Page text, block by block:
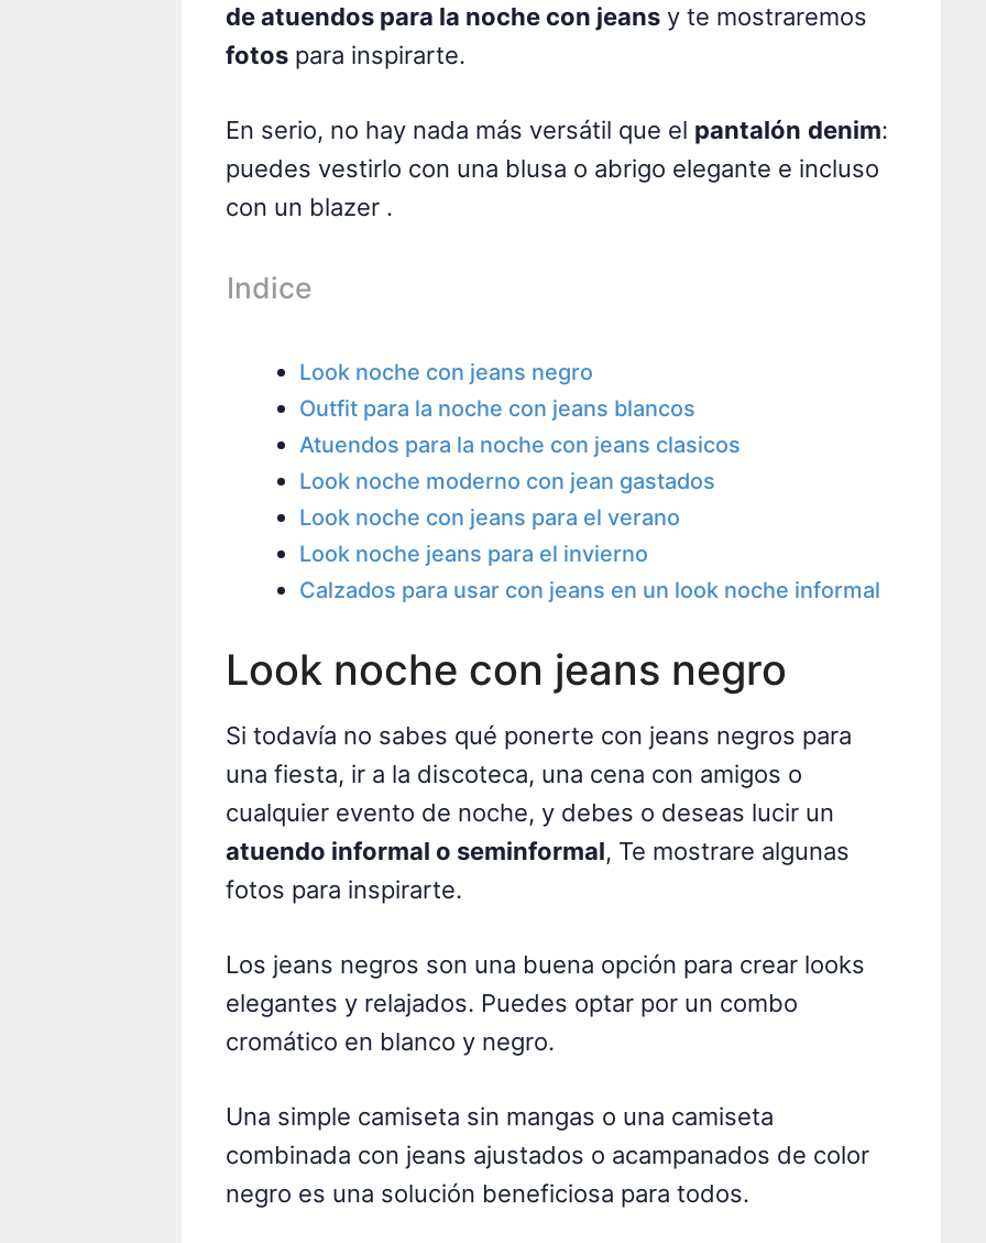
de atuendos para la noche con jeansy te mostraremos
fotospara inspirarte.
En serio, no hay nada más versátil que el pantalón denim:
puedes vestirlo con una blusa o abrigo elegante e incluso
con un blazer .
Indice
Look noche con jeans negro
Outfit para la noche con jeans blancos
Atuendos para la noche con jeans clasicos
Look noche moderno con jean gastados
Look noche con jeans para el verano
Look noche jeans para el invierno
Calzados para usar con jeans en un look noche informal
Look noche con jeans negro
Si todavía no sabes qué ponerte con jeans negros para
una fiesta, ir a la discoteca, una cena con amigos o
cualquier evento de noche, y debes o deseas lucir un
atuendo informal o seminformal, Te mostrare algunas
fotos para inspirarte.
Los jeans negros son una buena opción para crear looks
elegantes y relajados. Puedes optar por un combo
cromático en blanco y negro.
Una simple camiseta sin mangas o una camiseta
combinada con jeans ajustados o acampanados de color
negro es una solución beneficiosa para todos.